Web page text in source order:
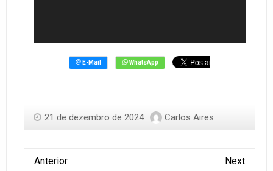
21 de dezembro de 2024 Carlos Aires
Anterior Next